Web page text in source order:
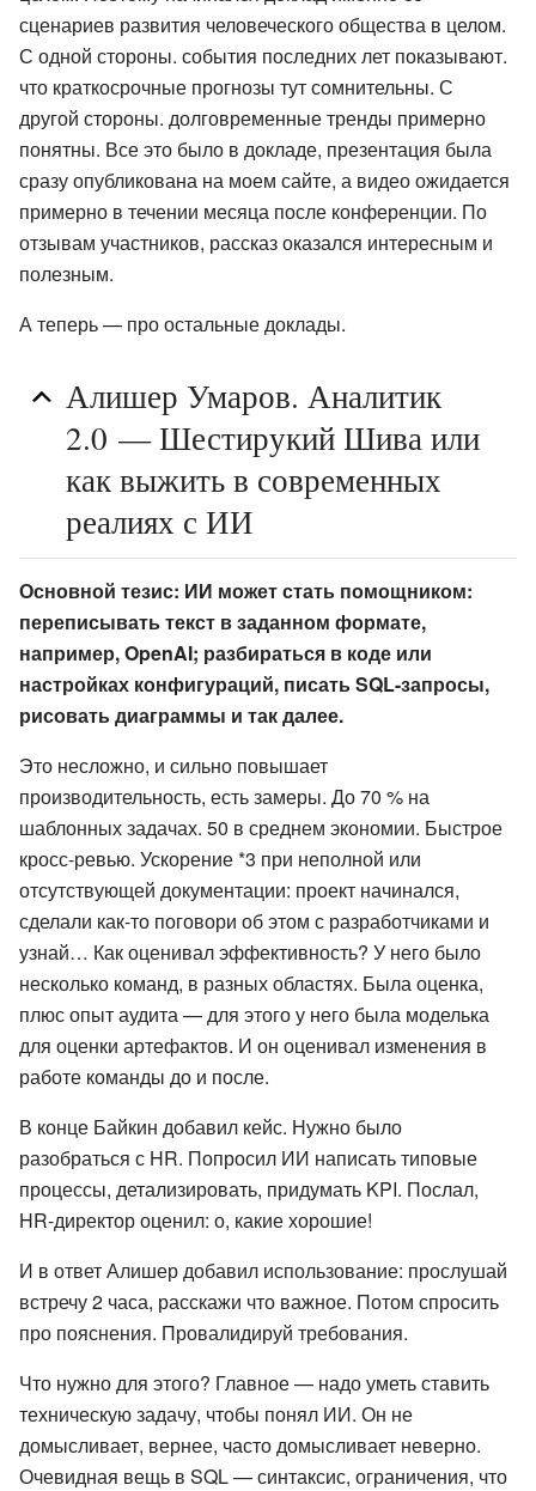
сценариев развития человеческого общества в целом.
С одной стороны. события последних лет показывают.
что краткосрочные прогнозы тут сомнительны. С
другой стороны. долговременные тренды примерно
понятны. Все это было в докладе, презентация была
сразу опубликована на моем сайте, а видео ожидается
примерно в течении месяца после конференции. По
отзывам участников, рассказ оказался интересным и
полезным.
А теперь — про остальные доклады.
Алишер Умаров. Аналитик
2.0 — Шестирукий Шива или
как выжить в современных
реалиях с ИИ
Основной тезис: ИИ может стать помощником:
переписывать текст в заданном формате,
например, OpenAI; разбираться в коде или
настройках конфигураций, писать SQL-запросы,
рисовать диаграммы и так далее.
Это несложно, и сильно повышает
производительность, есть замеры. До 70 % на
шаблонных задачах. 50 в среднем экономии. Быстрое
кросс-ревью. Ускорение *3 при неполной или
отсутствующей документации: проект начинался,
сделали как-то поговори об этом с разработчиками и
узнай… Как оценивал эффективность? У него было
несколько команд, в разных областях. Была оценка,
плюс опыт аудита — для этого у него была моделька
для оценки артефактов. И он оценивал изменения в
работе команды до и после.
В конце Байкин добавил кейс. Нужно было
разобраться с HR. Попросил ИИ написать типовые
процессы, детализировать, придумать KPI. Послал,
HR-директор оценил: о, какие хорошие!
И в ответ Алишер добавил использование: прослушай
встречу 2 часа, расскажи что важное. Потом спросить
про пояснения. Провалидируй требования.
Что нужно для этого? Главное — надо уметь ставить
техническую задачу, чтобы понял ИИ. Он не
домысливает, вернее, часто домысливает неверно.
Очевидная вещь в SQL — синтаксис, ограничения, что